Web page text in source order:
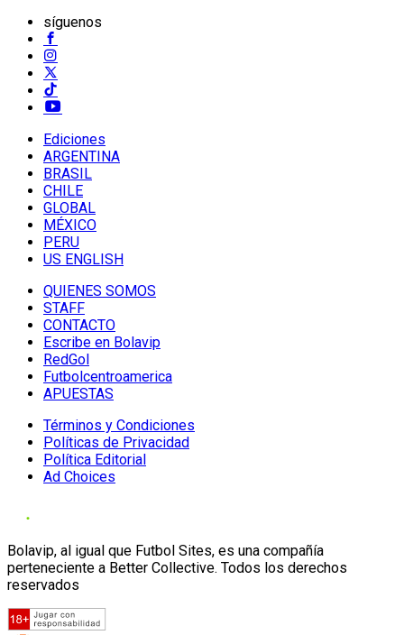
síguenos
Ediciones
ARGENTINA
BRASIL
CHILE
GLOBAL
MÉXICO
PERU
US ENGLISH
QUIENES SOMOS
STAFF
CONTACTO
Escribe en Bolavip
RedGol
Futbolcentroamerica
APUESTAS
Términos y Condiciones
Políticas de Privacidad
Política Editorial
Ad Choices
Bolavip, al igual que Futbol Sites, es una compañía
perteneciente a Better Collective. Todos los derechos
reservados